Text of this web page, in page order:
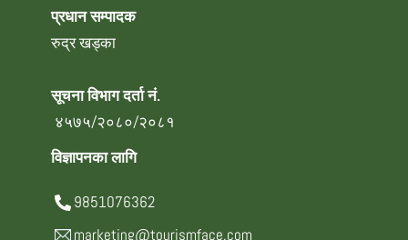
प्रधान सम्पादक
रुद्र खड्का
सूचना विभाग दर्ता नं.
४५७५/२०८०/२०८१
विज्ञापनका लागि
9851076362
marketing@tourismface.com